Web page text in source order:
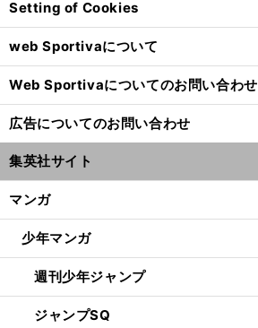
Setting of Cookies
web Sportivaについて
Web Sportivaについてのお問い合わせ
広告についてのお問い合わせ
集英社サイト
マンガ
少年マンガ
週刊少年ジャンプ
ジャンプSQ